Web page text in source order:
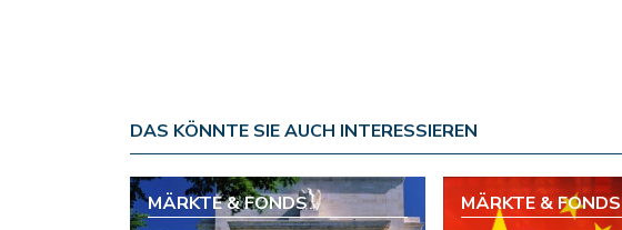
DAS KÖNNTE SIE AUCH INTERESSIEREN
MÄRKTE & FONDS MÄRKTE & FONDS